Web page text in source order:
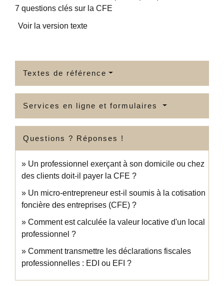
7 questions clés sur la CFE
Voir la version texte
Textes de référence
Services en ligne et formulaires
Questions ? Réponses !
Un professionnel exerçant à son domicile ou chez
des clients doit-il payer la CFE ?
Un micro-entrepreneur est-il soumis à la cotisation
foncière des entreprises (CFE) ?
Comment est calculée la valeur locative d'un local
professionnel ?
Comment transmettre les déclarations fiscales
professionnelles : EDI ou EFI ?